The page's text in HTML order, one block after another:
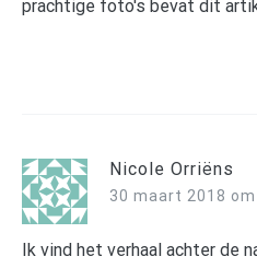
prachtige foto's bevat dit
Nicole Orriëns
30 maart 2018 om
Ik vind het verhaal achter de